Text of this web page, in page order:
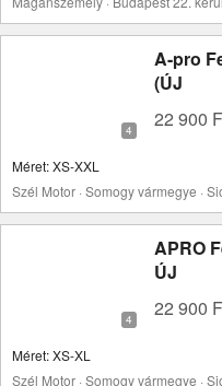
A-pro
(ÚJ
22 900
Méret: XS-XXL
Szél Motor · Somogy vármegye ·
APRO
ÚJ
22 900
Méret: XS-XL
Szél Motor · Somogy vármegye ·